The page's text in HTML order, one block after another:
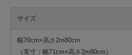
サイズ
幅70cm×高さ2m80cm
（実寸：幅71cm×高さ2m80cm）